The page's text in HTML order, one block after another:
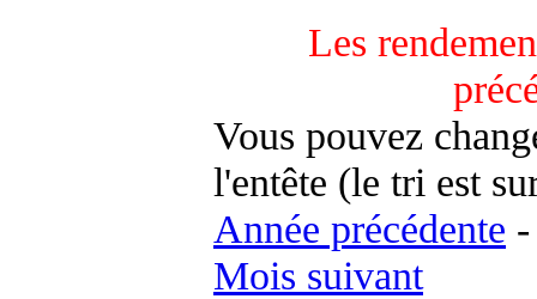
Les
Vous pouvez
l'entête (le tri est
Année précédente -
Mois suivant